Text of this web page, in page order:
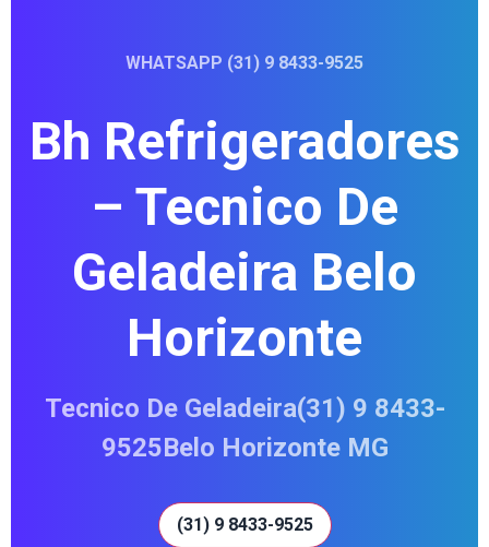
WHATSAPP (31) 9 8433-9525
Bh Refrigeradores
– Tecnico De
Geladeira Belo
Horizonte
Tecnico De Geladeira(31) 9 8433-
9525Belo Horizonte MG
(31) 9 8433-9525